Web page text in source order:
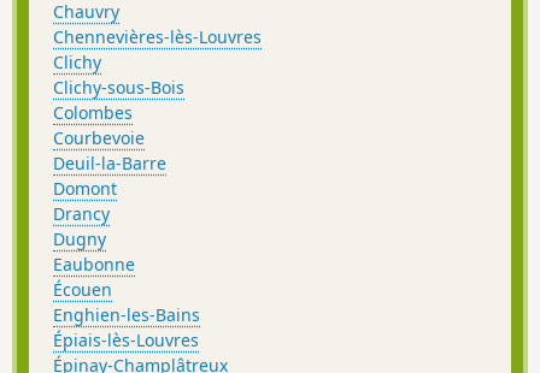
Chauvry
Chennevières-lès-Louvres
Clichy
Clichy-sous-Bois
Colombes
Courbevoie
Deuil-la-Barre
Domont
Drancy
Dugny
Eaubonne
Écouen
Enghien-les-Bains
Épiais-lès-Louvres
Épinay-Champlâtreux